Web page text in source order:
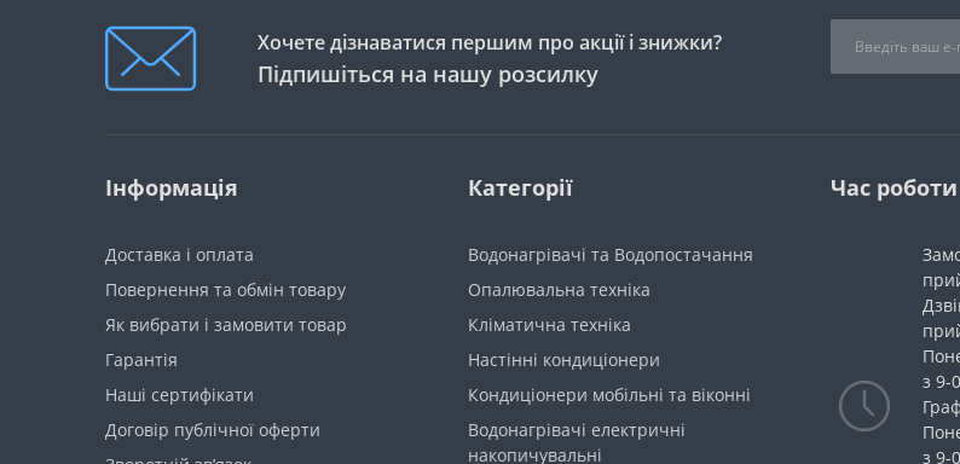
Хочете дізнаватися першим про акції і знижки?
Підпишіться на нашу розсилку
Інформація
Доставка і оплата
Повернення та обмін товару
Як вибрати і замовити товар
Гарантія
Наші сертифікати
Договір публічної оферти
Категорії
Водонагрівачі та Водопостачання
Опалювальна техніка
Кліматична техніка
Настінні кондиціонери
Кондиціонери мобільні та віконні
Водонагрівачі електричні
накопичувальні
Час роботи
з 9-
з 9-